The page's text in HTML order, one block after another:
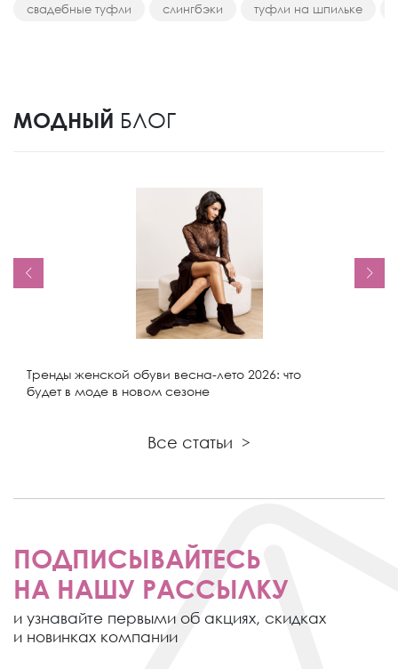
свадебные туфли слингбэки туфли на шпильке
МОДНЫЙ БЛОГ
Тренды женской обуви весна-лето 2026: что
будет в моде в новом сезоне
Все статьи >
ПОДПИСЫВАЙТЕСЬ
НА НАШУ РАССЫЛКУ
и узнавайте первыми об акциях, скидках
и новинках компании